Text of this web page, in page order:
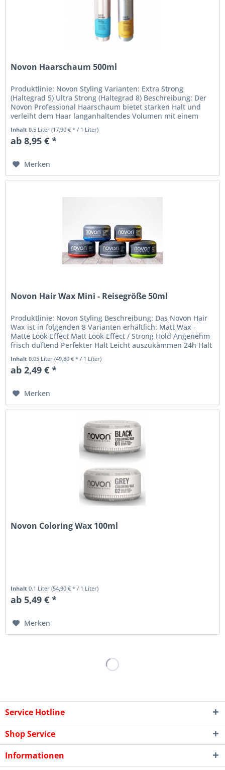
Novon Haarschaum 500ml
Produktlinie: Novon Styling Varianten: Extra Strong
(Haltegrad 5) Ultra Strong (Haltegrad 8) Beschreibung: Der
Novon Professional Haarschaum bietet starken Halt und
verleiht dem Haar langanhaltendes Volumen mit einem
Inhalt0.5 Liter(17,90 € * / 1 Liter)
ab 8,95 € *
Merken
Novon Hair Wax Mini - Reisegröße 50ml
Produktlinie: Novon Styling Beschreibung: Das Novon Hair
Wax ist in folgenden 8 Varianten erhältlich: Matt Wax -
Matte Look Effect Matt Look Effect / Strong Hold Angenehm
frisch duftend Perfekter Halt Leicht auszukämmen 24h Halt
Inhalt0.05 Liter(49,80 € * / 1 Liter)
ab 2,49 € *
Merken
Novon Coloring Wax 100ml
Inhalt0.1 Liter(54,90 € * / 1 Liter)
ab 5,49 € *
Merken
Service Hotline
Shop Service
Informationen